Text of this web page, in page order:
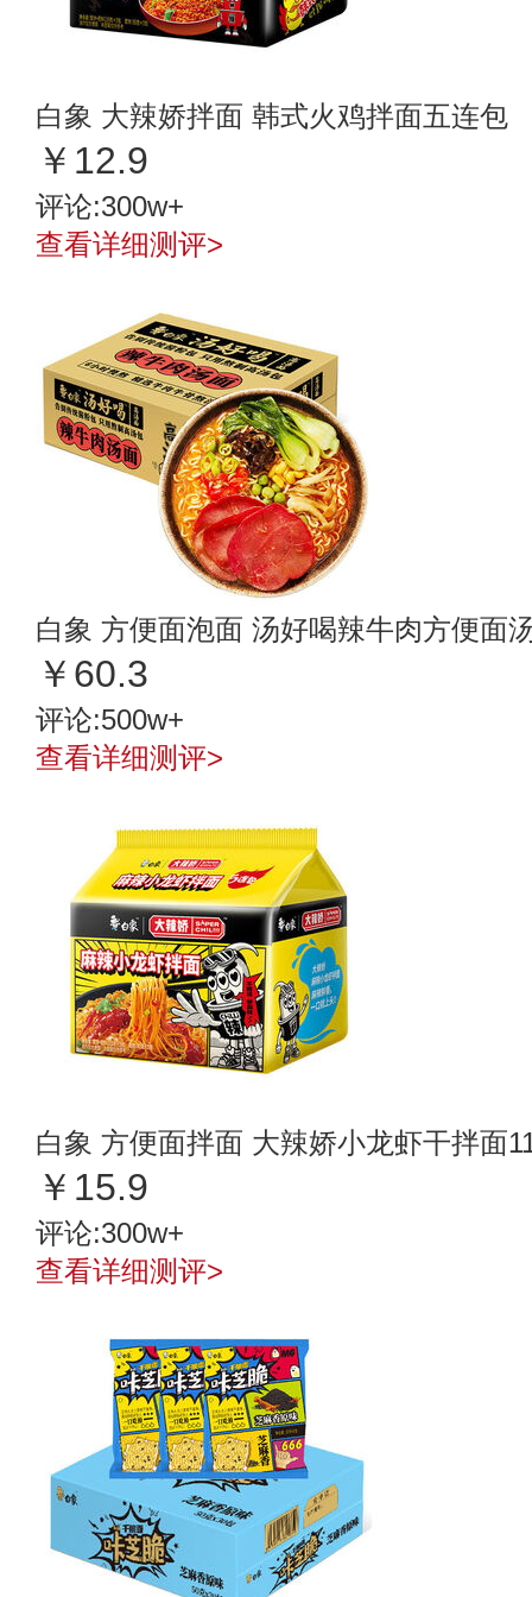
白象 大辣娇拌面 韩式火鸡拌面五连包
￥12.9
评论:300w+
查看详细测评>
白象 方便面泡面 汤好喝辣牛肉方便面
￥60.3
评论:500w+
查看详细测评>
白象 方便面拌面 大辣娇小龙虾干拌面
￥15.9
评论:300w+
查看详细测评>